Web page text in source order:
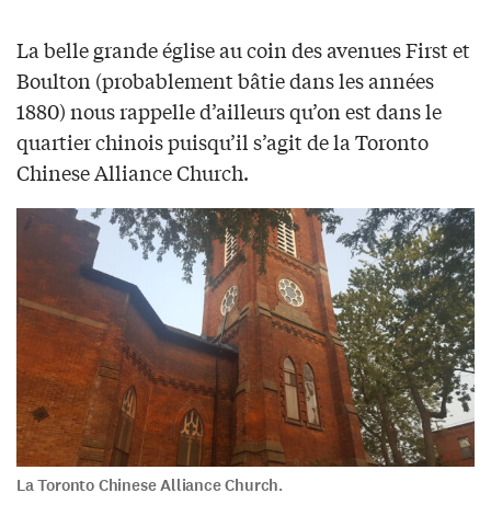
La belle grande église au coin des avenues First et
Boulton (probablement bâtie dans les années
1880) nous rappelle d’ailleurs qu’on est dans le
quartier chinois puisqu’il s’agit de la Toronto
Chinese Alliance Church.
La Toronto Chinese Alliance Church.